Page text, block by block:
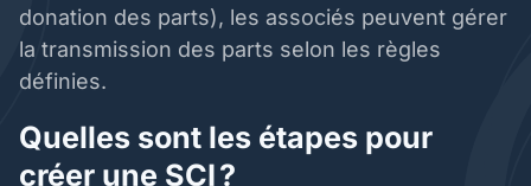
donation des parts), les associés peuvent gérer
la transmission des parts selon les règles
définies.
Quelles sont les étapes pour
créer une SCI ?